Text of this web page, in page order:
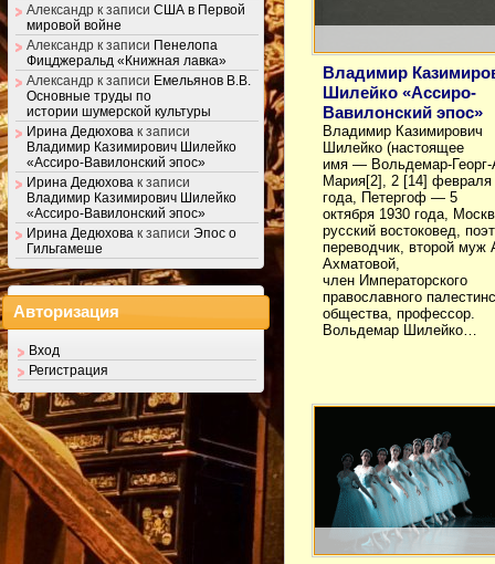
Владимир
Шилейко «Ассиро-
Вавилонский эпос»
Владимир Казимирович
Шилейко (настоящее
имя — Вольдемар-Георг-
Мария[2], 2 [14] февраля
года, Петергоф — 5
октября 1930 года,
русский востоковед,
переводчик, второй муж
Ахматовой,
член Императорского
православного
общества, профессор.
Вольдемар Шилейко…
Александр к записи США в Первой
мировой войне
Александр к записи Пенелопа
Фицджеральд «Книжная лавка»
Александр к записи Емельянов В.В.
Основные труды по
истории шумерской культуры
Ирина Дедюхова к записи
Владимир Казимирович Шилейко
«Ассиро-Вавилонский эпос»
Ирина Дедюхова к записи
Владимир Казимирович Шилейко
«Ассиро-Вавилонский эпос»
Ирина Дедюхова к записи Эпос о
Гильгамеше
Авторизация
Вход
Регистрация